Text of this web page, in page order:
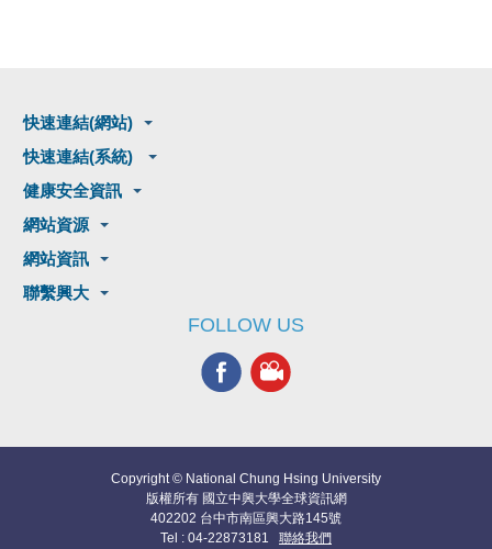
快速連結(網站)
快速連結(系統)
健康安全資訊
網站資源
網站資訊
聯繫興大
FOLLOW US
Copyright © National Chung Hsing University
版權所有 國立中興大學全球資訊網
402202 台中市南區興大路145號
Tel : 04-22873181 聯絡我們